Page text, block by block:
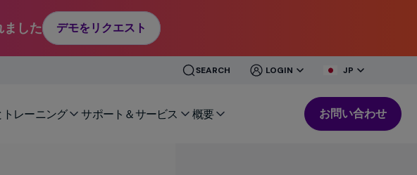
した デモをリクエスト
SEARCH
CLOSE
LOGIN
CLOSE
JP
トレーニング サポート＆サービス 概要 お問い合わせ